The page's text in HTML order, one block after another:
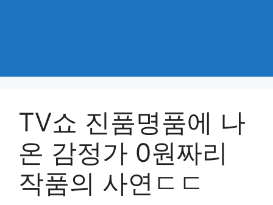
TV쇼 진품명품에 나
온 감정가 0원짜리
작품의 사연ㄷㄷ